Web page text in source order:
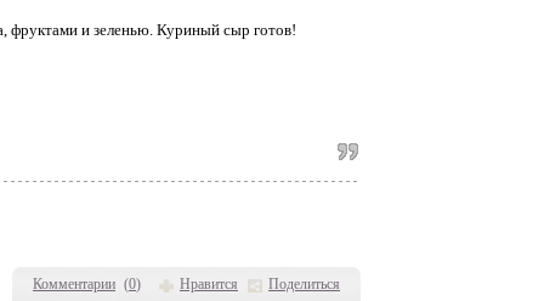
Комментарии (0) Нравится Поделиться
фруктами и зеленью. Куриный сыр готов!